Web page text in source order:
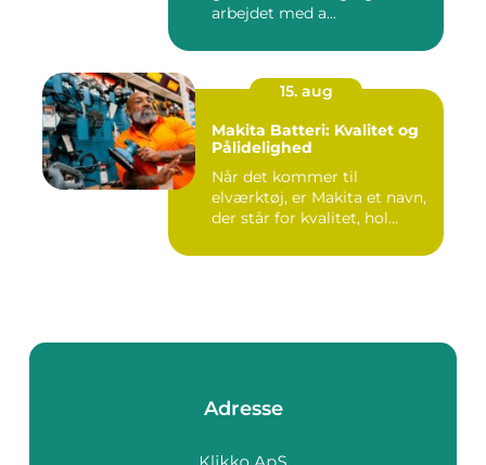
arbejdet med a...
15. aug
Makita Batteri: Kvalitet og
Pålidelighed
Når det kommer til
elværktøj, er Makita et navn,
der står for kvalitet, hol...
Adresse